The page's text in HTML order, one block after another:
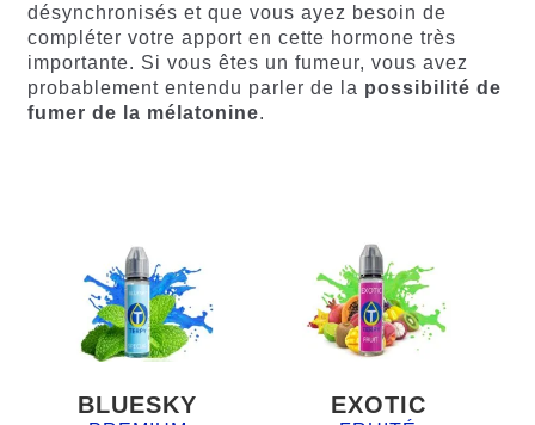
désynchronisés et que vous ayez besoin de
compléter votre apport en cette hormone très
importante. Si vous êtes un fumeur, vous avez
probablement entendu parler de la possibilité de
fumer de la mélatonine.
BLUESKY EXOTIC